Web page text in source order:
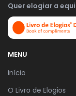
Quer elogiar a
MENU
Início
O Livro de Elogios